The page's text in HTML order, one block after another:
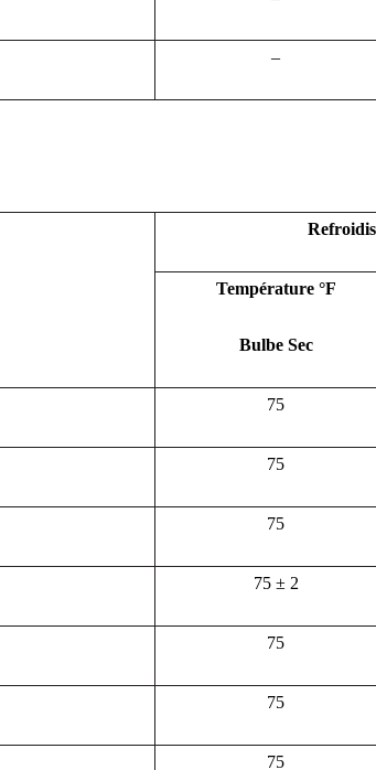
–
Température °F
Bulbe Sec
75
75
75
75 ± 2
75
75
75